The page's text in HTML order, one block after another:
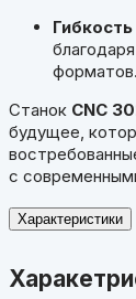
форматов.
Станок CNC
будущее,
с
Характеристики